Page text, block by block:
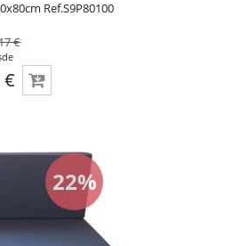
Ref.S9P80100
€
€
22%